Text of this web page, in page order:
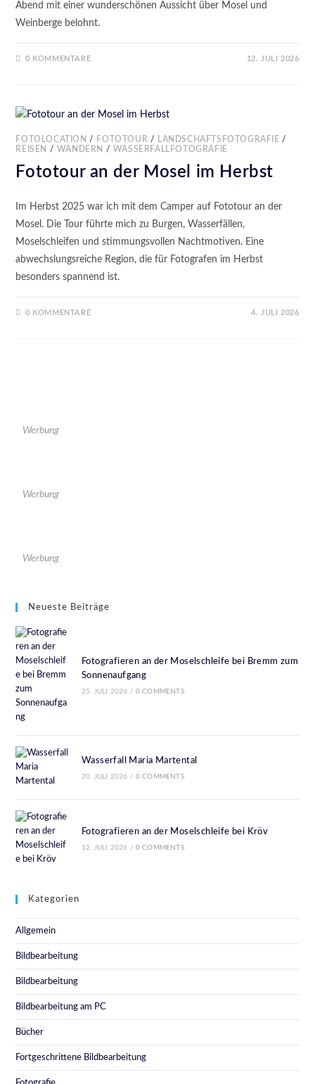
Abend mit einer wunderschönen Aussicht über Mosel und
Weinberge belohnt.
0 KOMMENTARE 12. JULI 2026
FOTOLOCATION / FOTOTOUR / LANDSCHAFTSFOTOGRAFIE /
REISEN
/ WANDERN / WASSERFALLFOTOGRAFIE
Fototour an der Mosel im Herbst
Im Herbst 2025 war ich mit dem Camper auf Fototour an der
Mosel. Die Tour führte mich zu Burgen, Wasserfällen,
Moselschleifen und stimmungsvollen Nachtmotiven. Eine
abwechslungsreiche Region, die für Fotografen im Herbst
besonders spannend ist.
0 KOMMENTARE 4. JULI 2026
Werbung
Werbung
Werbung
Neueste Beiträge
Fotografieren an der Moselschleife bei Bremm zum
Sonnenaufgang
25. JULI 2026 / 0 COMMENTS
Wasserfall Maria Martental
20. JULI 2026 / 0 COMMENTS
Fotografieren an der Moselschleife bei Kröv
12. JULI 2026 / 0 COMMENTS
Kategorien
Allgemein
Bildbearbeitung
Bildbearbeitung
Bildbearbeitung am PC
Bücher
Fortgeschrittene Bildbearbeitung